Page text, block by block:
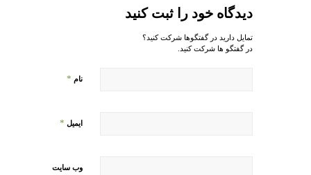
دیدگاه خود را ثبت کنید
تمایل دارید در گفتگوها شرکت کنید؟
در گفتگو ها شرکت کنید.
نام *
ایمیل *
وب‌ سایت